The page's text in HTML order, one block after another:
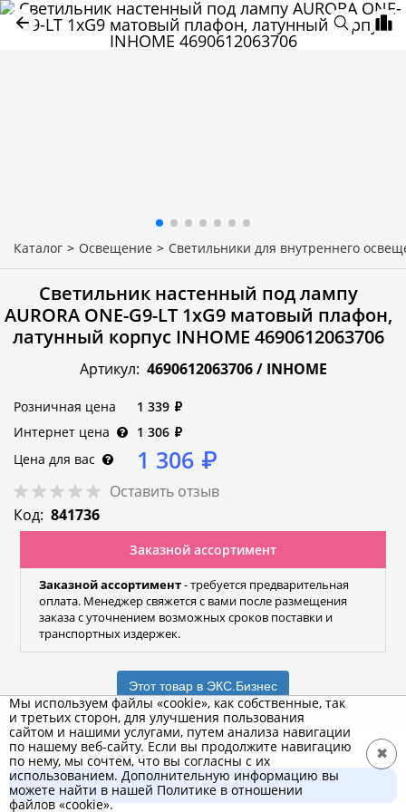
Каталог > Освещение > Светильники для внутреннего
Светильник настенный под лампу
AURORA ONE-G9-LT 1хG9 матовый плафон,
латунный корпус INHOME 4690612063706
Артикул: 4690612063706 / INHOME
Розничная цена 1 339 ₽
Интернет цена
1 306 ₽
Цена для вас
1 306 ₽
Оставить отзыв
Код: 841736
Заказной ассортимент
Заказной ассортимент- требуется предварительная
оплата. Менеджер свяжется с вами после размещения
заказа с уточнением возможных сроков поставки и
транспортных издержек.
Этот товар в ЭКС.Бизнес
INHOME
Бренд
В корзину
1 306 ₽
Мы используем файлы «cookie», как собственные, так
и третьих сторон, для улучшения пользования
сайтом и нашими услугами, путем анализа навигации
по нашему веб-сайту. Если вы продолжите навигацию
по нему, мы сочтем, что вы согласны с их
использованием. Дополнительную информацию вы
можете найти в нашей Политике в отношении
файлов «cookie».
✖